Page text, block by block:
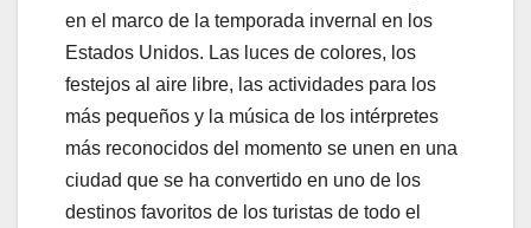
en el marco de la temporada invernal en los
Estados Unidos. Las luces de colores, los
festejos al aire libre, las actividades para los
más pequeños y la música de los intérpretes
más reconocidos del momento se unen en una
ciudad que se ha convertido en uno de los
destinos favoritos de los turistas de todo el